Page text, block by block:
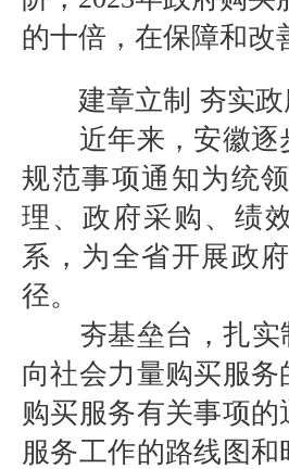
的十倍，在保障和改
建章立制 夯实政
近年来，安徽逐
规范事项通知为统
理、政府采购、绩
系，为全省开展政
径。
夯基垒台，扎实
向社会力量购买服
购买服务有关事项
服务工作的路线图